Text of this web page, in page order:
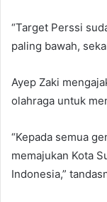
“Target Perssi
paling bawah,
Ayep Zaki
olahraga untuk
“Kepada semua
memajukan Kota
Indonesia,”